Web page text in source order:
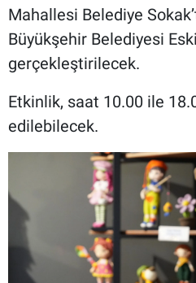
Mahallesi Belediye
Büyükşehir Belediyesi
gerçekleştirilecek.
Etkinlik, saat 10.00 ile
edilebilecek.